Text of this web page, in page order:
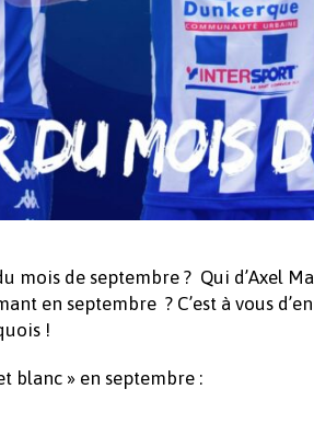
mois de septembre ? Qui d’Axel
en septembre ? C’est à vous
!
blanc » en septembre :